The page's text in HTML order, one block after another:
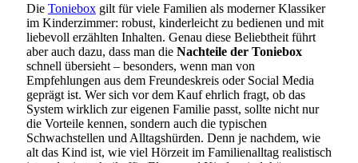
Die Toniebox gilt für viele Familien als moderner Klassiker
im Kinderzimmer: robust, kinderleicht zu bedienen und mit
liebevoll erzählten Inhalten. Genau diese Beliebtheit führt
aber auch dazu, dass man die Nachteile der Toniebox
schnell übersieht – besonders, wenn man von
Empfehlungen aus dem Freundeskreis oder Social Media
geprägt ist. Wer sich vor dem Kauf ehrlich fragt, ob das
System wirklich zur eigenen Familie passt, sollte nicht nur
die Vorteile kennen, sondern auch die typischen
Schwachstellen und Alltagshürden. Denn je nachdem, wie
alt das Kind ist, wie viel Hörzeit im Familienalltag realistisch